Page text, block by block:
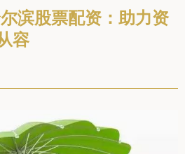
滨股票配资：助力资
容